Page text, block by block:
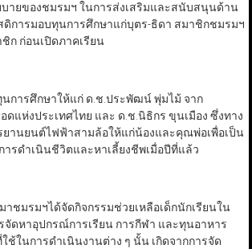
บายของชมรมฯ ในการส่งเสริมและสนับสนุนด้าน
ดิการมอบทุนการศึกษาแก่บุตร-ธิดา สมาชิกชมรมฯ
ก ก่อนเปิดภาคเรียน
การศึกษาให้แก่ ด.ช.ประพัฒน์ พุ่มไม้ จาก
ดแห่งประเทศไทย และ ด.ช.นิธิกร ขุนเมือง ซึ่งทาง
ยานยนต์ไฟฟ้าสามล้อให้แก่น้องและคุณพ่อเพื่อเป็น
ารดำเนินชีวิตและหาเลี้ยงชีพเมื่อปีที่แล้ว
ชมรมฯได้จัดกิจกรรมช่วยเหลือเด็กนักเรียนใน
จัดหาอุปกรณ์การเรียน การกีฬา และทุนอาหาร
ช้ในการดำเนินงานต่าง ๆ นั้น เกิดจากการจัด